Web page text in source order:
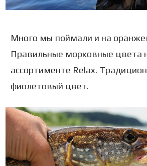
Много мы поймали и на
Правильные морковные цвета
ассортименте Relax.
фиолетовый цвет.